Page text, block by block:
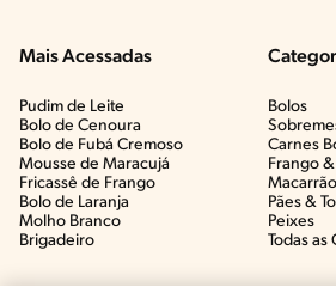
Mais Acessadas
Pudim de Leite
Bolo de Cenoura
Bolo de Fubá Cremoso
Mousse de Maracujá
Fricassê de Frango
Bolo de Laranja
Molho Branco
Brigadeiro
Bolos
Carnes
Frango
Pães &
Peixes
Todas as